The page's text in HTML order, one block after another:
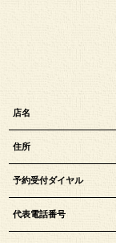
店名
住所
予約受付ダイヤル
代表電話番号